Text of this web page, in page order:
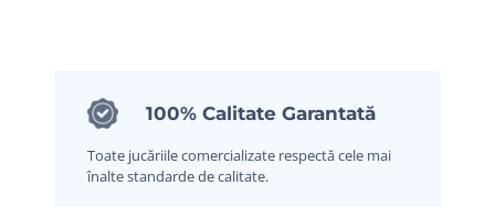
100% Calitate Garantată
Toate jucăriile comercializate respectă cele mai
înalte standarde de calitate.